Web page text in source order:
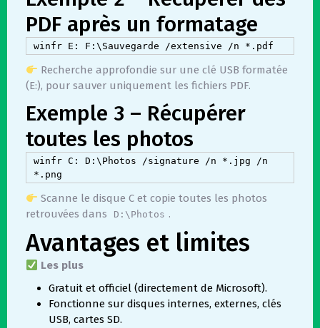
PDF après un formatage
Recherche approfondie sur une clé USB formatée
(E:), pour sauver uniquement les fichiers PDF.
Exemple 3 – Récupérer
toutes les photos
winfr C: D:\Photos /signature /n *.jpg /n
Scanne le disque C et copie toutes les photos
retrouvées dans
D:\Photos .
Avantages et limites
Les plus
Gratuit et officiel (directement de Microsoft).
Fonctionne sur disques internes, externes, clés
USB, cartes SD.